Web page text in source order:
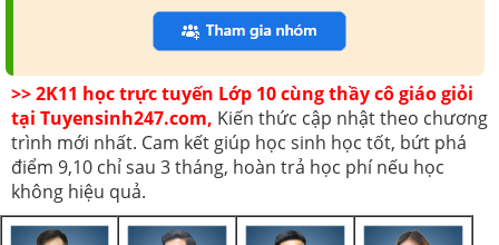
>> 2K11 học trực tuyến Lớp 10 cùng thầy cô giáo giỏi
tại Tuyensinh247.com, Kiến thức cập nhật theo chương
trình mới nhất. Cam kết giúp học sinh học tốt, bứt phá
điểm 9,10 chỉ sau 3 tháng, hoàn trả học phí nếu học
không hiệu quả.